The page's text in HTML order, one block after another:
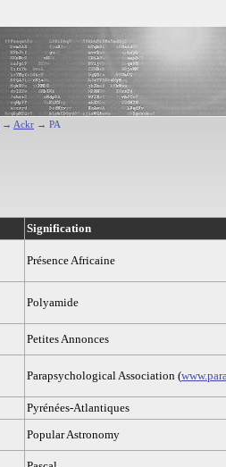
→ Ackr → PA
Signification
Présence Africaine
Polyamide
Petites Annonces
Parapsychological Association (
Pyrénées-Atlantiques
Popular Astronomy